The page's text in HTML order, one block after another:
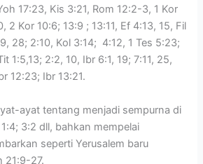
17:23, Kis 3:21, Rom 12:2-3, 1 Kor
2 Kor 10:6; 13:9 ; 13:11, Ef 4:13, 15, Fil
28; 2:10, Kol 3:14; 4:12, 1 Tes 5:23;
1:5,13; 2:2, 10, Ibr 6:1, 19; 7:11, 25,
12:23; Ibr 13:21.
ayat tentang menjadi sempurna di
3:2 dll, bahkan mempelai
seperti Yerusalem baru
21:9-27.